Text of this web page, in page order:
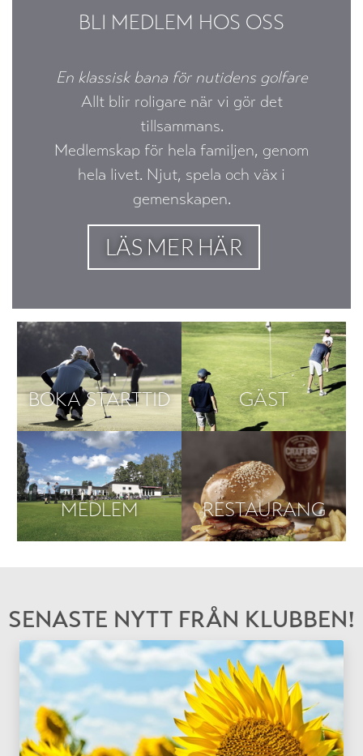
BLI MEDLEM HOS OSS
En klassisk bana för nutidens golfare
Allt blir roligare när vi gör det
tillsammans.
Medlemskap för hela familjen, genom
hela livet. Njut, spela och väx i
gemenskapen.
LÄS MER HÄR
BOKA STARTTID GÄST
MEDLEM RESTAURANG
SENASTE NYTT FRÅN KLUBBEN!